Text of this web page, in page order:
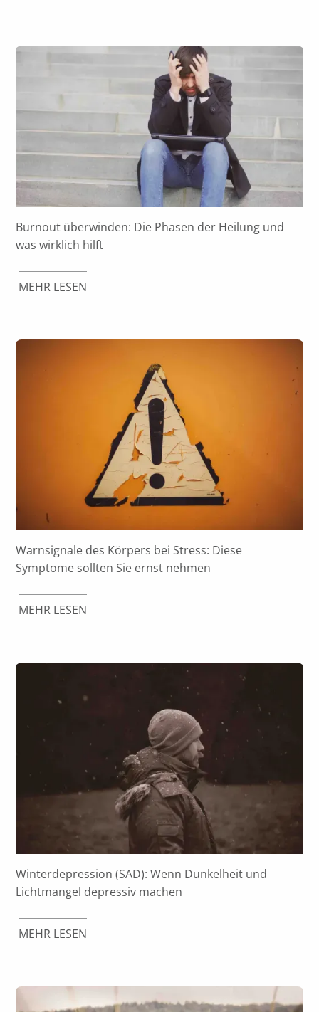
Burnout überwinden: Die Phasen der Heilung und
was wirklich hilft
MEHR LESEN
Warnsignale des Körpers bei Stress: Diese
Symptome sollten Sie ernst nehmen
MEHR LESEN
Winterdepression (SAD): Wenn Dunkelheit und
Lichtmangel depressiv machen
MEHR LESEN